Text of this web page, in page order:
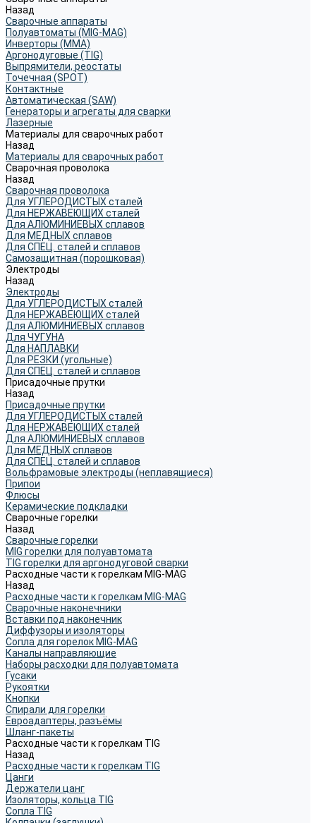
Назад
Сварочные аппараты
Полуавтоматы (MIG-MAG)
Инверторы (MMA)
Аргонодуговые (TIG)
Выпрямители, реостаты
Точечная (SPOT)
Контактные
Автоматическая (SAW)
Генераторы и агрегаты для сварки
Лазерные
Материалы для сварочных работ
Назад
Материалы для сварочных работ
Сварочная проволока
Назад
Сварочная проволока
Для УГЛЕРОДИСТЫХ сталей
Для НЕРЖАВЕЮЩИХ сталей
Для АЛЮМИНИЕВЫХ сплавов
Для МЕДНЫХ сплавов
Для СПЕЦ. сталей и сплавов
Самозащитная (порошковая)
Электроды
Назад
Электроды
Для УГЛЕРОДИСТЫХ сталей
Для НЕРЖАВЕЮЩИХ сталей
Для АЛЮМИНИЕВЫХ сплавов
Для ЧУГУНА
Для НАПЛАВКИ
Для РЕЗКИ (угольные)
Для СПЕЦ. сталей и сплавов
Присадочные прутки
Назад
Присадочные прутки
Для УГЛЕРОДИСТЫХ сталей
Для НЕРЖАВЕЮЩИХ сталей
Для АЛЮМИНИЕВЫХ сплавов
Для МЕДНЫХ сплавов
Для СПЕЦ. сталей и сплавов
Вольфрамовые электроды (неплавящиеся)
Припои
Флюсы
Керамические подкладки
Сварочные горелки
Назад
Сварочные горелки
MIG горелки для полуавтомата
TIG горелки для аргонодуговой сварки
Расходные части к горелкам MIG-MAG
Назад
Расходные части к горелкам MIG-MAG
Сварочные наконечники
Вставки под наконечник
Диффузоры и изоляторы
Сопла для горелок MIG-MAG
Каналы направляющие
Наборы расходки для полуавтомата
Гусаки
Рукоятки
Кнопки
Спирали для горелки
Евроадаптеры, разъёмы
Шланг-пакеты
Расходные части к горелкам TIG
Назад
Расходные части к горелкам TIG
Цанги
Держатели цанг
Изоляторы, кольца TIG
Сопла TIG